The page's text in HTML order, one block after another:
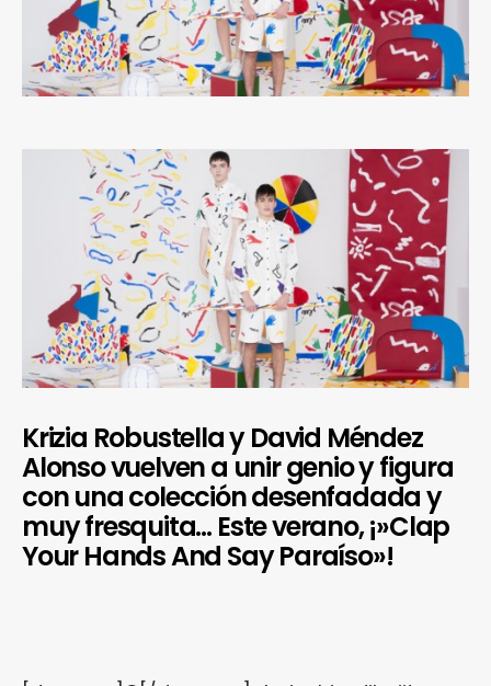
Krizia Robustella y David Méndez
Alonso vuelven a unir genio y figura
con una colección desenfadada y
muy fresquita… Este verano, ¡»Clap
Your Hands And Say Paraíso»!